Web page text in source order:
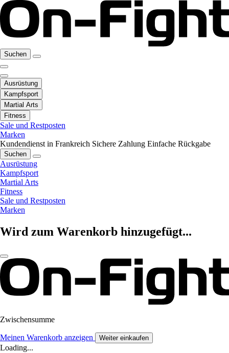
Suchen
Ausrüstung
Kampfsport
Martial Arts
Fitness
Sale und Restposten
Marken
Kundendienst in Frankreich Sichere Zahlung Einfache Rückgabe
Suchen
Ausrüstung
Kampfsport
Martial Arts
Fitness
Sale und Restposten
Marken
Wird zum Warenkorb hinzugefügt...
Zwischensumme
Meinen Warenkorb anzeigen Weiter einkaufen
Loading...